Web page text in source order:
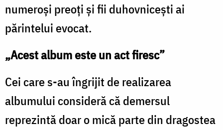
numeroși preoți și fii duhovnicești ai
părintelui evocat.
„Acest album este un act firesc”
Cei care s-au îngrijit de realizarea
albumului consideră că demersul
reprezintă doar o mică parte din dragostea